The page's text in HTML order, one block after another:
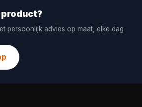
persoonlijk advies op maat, elke dag